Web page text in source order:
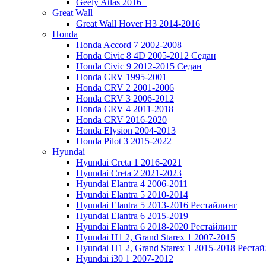
Geely Atlas 2016+
Great Wall
Great Wall Hover H3 2014-2016
Honda
Honda Accord 7 2002-2008
Honda Civic 8 4D 2005-2012 Седан
Honda Civic 9 2012-2015 Седан
Honda CRV 1995-2001
Honda CRV 2 2001-2006
Honda CRV 3 2006-2012
Honda CRV 4 2011-2018
Honda CRV 2016-2020
Honda Elysion 2004-2013
Honda Pilot 3 2015-2022
Hyundai
Hyundai Creta 1 2016-2021
Hyundai Creta 2 2021-2023
Hyundai Elantra 4 2006-2011
Hyundai Elantra 5 2010-2014
Hyundai Elantra 5 2013-2016 Рестайлинг
Hyundai Elantra 6 2015-2019
Hyundai Elantra 6 2018-2020 Рестайлинг
Hyundai H1 2, Grand Starex 1 2007-2015
Hyundai H1 2, Grand Starex 1 2015-2018
Hyundai i30 1 2007-2012